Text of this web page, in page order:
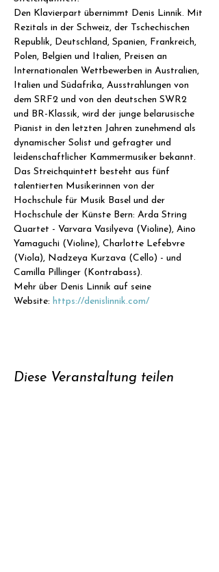
Den Klavierpart übernimmt Denis Linnik. Mit
Rezitals in der Schweiz, der Tschechischen
Republik, Deutschland, Spanien, Frankreich,
Polen, Belgien und Italien, Preisen an
Internationalen Wettbewerben in Australien,
Italien und Südafrika, Ausstrahlungen von
dem SRF2 und von den deutschen SWR2
und BR-Klassik, wird der junge belarusische
Pianist in den letzten Jahren zunehmend als
dynamischer Solist und gefragter und
leidenschaftlicher Kammermusiker bekannt.
Das Streichquintett besteht aus fünf
talentierten Musikerinnen von der
Hochschule für Musik Basel und der
Hochschule der Künste Bern: Arda String
Quartet - Varvara Vasilyeva (Violine), Aino
Yamaguchi (Violine), Charlotte Lefebvre
(Viola), Nadzeya Kurzava (Cello) - und
Camilla Pillinger (Kontrabass).
Mehr über Denis Linnik auf seine
Website: https://denislinnik.com/
Diese Veranstaltung teilen